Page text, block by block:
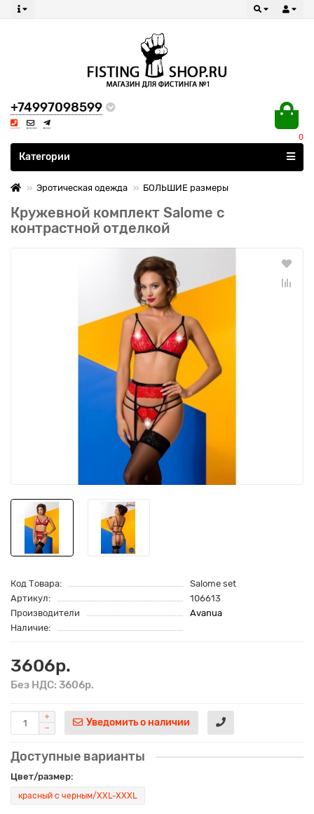
+74997098599
0
Все категории
Категории
Эротическая одежда БОЛЬШИЕ размеры
Кружевной комплект Salome с
контрастной отделкой
Код Товара:
Salome set
Артикул:
106613
Производители
Avanua
Наличие:
3606р.
Без НДС: 3606р.
Уведомить о наличии
Доступные варианты
Цвет/размер:
красный с черным/XXL-XXXL